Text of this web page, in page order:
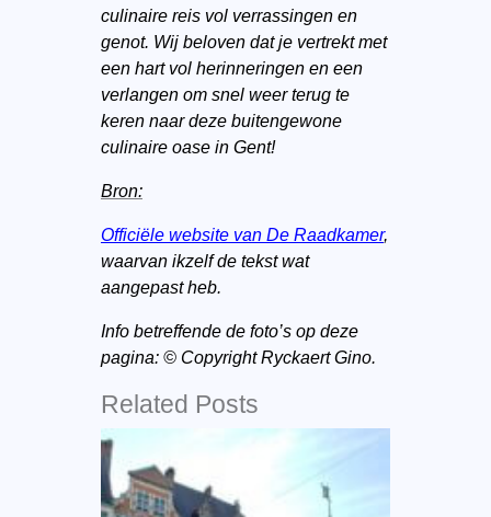
culinaire reis vol verrassingen en
genot. Wij beloven dat je vertrekt met
een hart vol herinneringen en een
verlangen om snel weer terug te
keren naar deze buitengewone
culinaire oase in Gent!
Bron:
Officiële website van De Raadkamer,
waarvan ikzelf de tekst wat
aangepast heb.
Info betreffende de foto’s op deze
pagina: © Copyright Ryckaert Gino.
Related Posts